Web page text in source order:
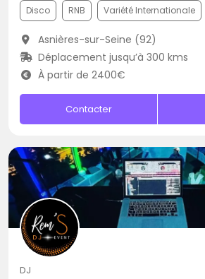
Disco RNB Variété Internationale
Asnières-sur-Seine (92)
Déplacement jusqu’à 300 kms
À partir de 2400€
Contacter
DJ